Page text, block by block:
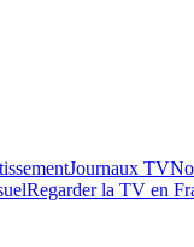
Journaux TV
Regarder la TV en